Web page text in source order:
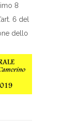
8
6 del
dello